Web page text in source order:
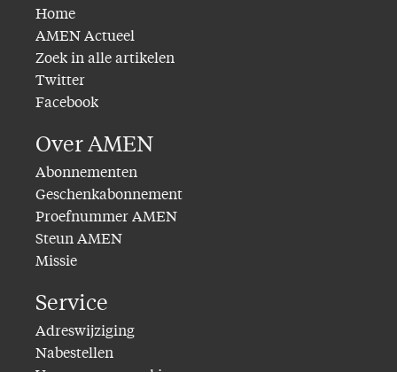
Home
AMEN Actueel
Zoek in alle artikelen
Twitter
Facebook
Over AMEN
Abonnementen
Geschenkabonnement
Proefnummer AMEN
Steun AMEN
Missie
Service
Adreswijziging
Nabestellen